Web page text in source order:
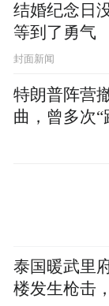
年度计划投
动片区省公
超大规模制
目建设。
结婚纪念日
等到了勇气
封面新闻
特朗普阵营
曲，曾多次“
泰国暖武里
楼发生枪击